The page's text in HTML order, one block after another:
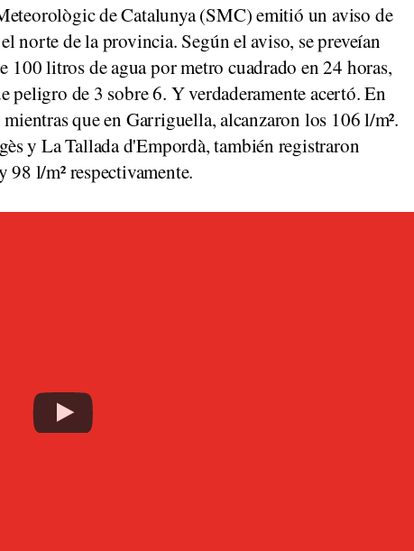
de Catalunya (SMC) emitió un aviso de
norte de la provincia. Según el aviso, se preveían
100 litros de agua por metro cuadrado en 24 horas,
de 3 sobre 6. Y verdaderamente acertó. En
que en Garriguella, alcanzaron los 106 l/m².
y La Tallada d'Empordà, también registraron
l/m² respectivamente.